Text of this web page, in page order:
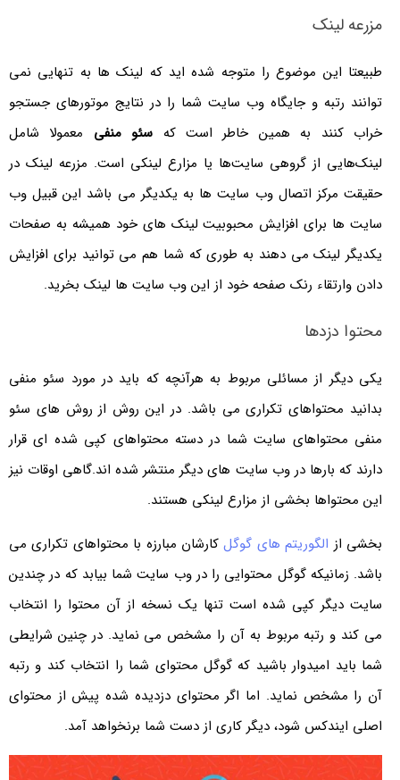
مزرعه لینک
طبیعتا این موضوع را متوجه شده اید که لینک ها به تنهایی نمی
توانند رتبه و جایگاه وب سایت شما را در نتایج موتورهای جستجو
خراب کنند به همین خاطر است که سئو منفیمعمولا شامل
لینک‌هایی از گروهی سایت‌ها یا مزارع لینکی است. مزرعه لینک در
حقیقت مرکز اتصال وب سایت ها به یکدیگر می باشد این قبیل وب
سایت ها برای افزایش محبوبیت لینک های خود همیشه به صفحات
یکدیگر لینک می دهند به طوری که شما هم می توانید برای افزایش
دادن وارتقاء رنک صفحه خود از این وب سایت ها لینک بخرید.
محتوا دزدها
یکی دیگر از مسائلی مربوط به هرآنچه که باید در مورد سئو منفی
بدانید محتواهای تکراری می باشد. در این روش از روش های سئو
منفی محتواهای سایت شما در دسته محتواهای کپی شده ای قرار
دارند که بارها در وب سایت های دیگر منتشر شده اند.گاهی اوقات نیز
این محتواها بخشی از مزارع لینکی هستند.
بخشی ازالگوریتم های گوگلکارشان مبارزه با محتواهای تکراری می
باشد. زمانیکه گوگل محتوایی را در وب سایت شما بیابد که در چندین
سایت دیگر کپی شده است تنها یک نسخه از آن محتوا را انتخاب
می کند و رتبه مربوط به آن را مشخص می نماید. در چنین شرایطی
شما باید امیدوار باشید که گوگل محتوای شما را انتخاب کند و رتبه
آن را مشخص نماید. اما اگر محتوای دزدیده شده پیش از محتوای
اصلی ایندکس شود، دیگر کاری از دست شما برنخواهد آمد.